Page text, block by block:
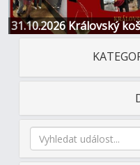
31.10.2026 Královský
Restaurace a Hotel